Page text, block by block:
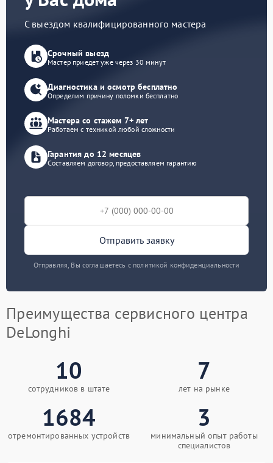
С выездом квалифицированного мастера
Срочный выезд
Мастер приедет уже через 30 минут
Диагностика и осмотр бесплатно
Определим причину поломки бесплатно
Мастера со стажем 7+ лет
Работаем с техникой любой сложности
Гарантия до 12 месяцев
Составляем договор, предоставляем гарантию
Отправить заявку
Отправляя, Вы соглашаетесь с политикой конфиденциальности
Преимущества сервисного центра
DeLonghi
10
сотрудников в штате
7
лет на рынке
1684
отремонтированных устройств
3
минимальный опыт работы
специалистов